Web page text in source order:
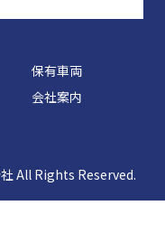
保有車両
会社案内
All Rights Reserved.